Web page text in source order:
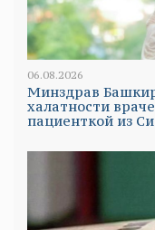
06.08.2026
Минздрав
халатности
пациенткой из